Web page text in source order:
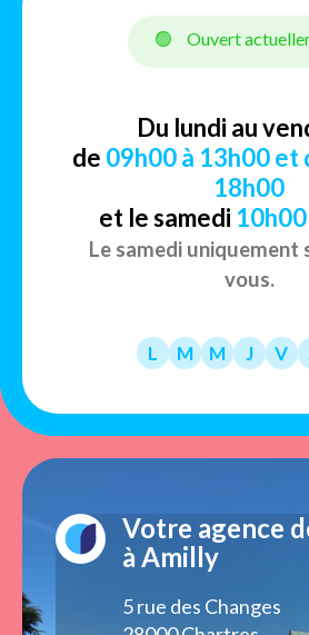
🟢 Ouvert
Du lundi au
de 09h00 à 13h00 et
18h00
et le samedi
Le samedi uniquement
vous.
L M M J V
Votre agence
à Amilly
5 rue des Changes